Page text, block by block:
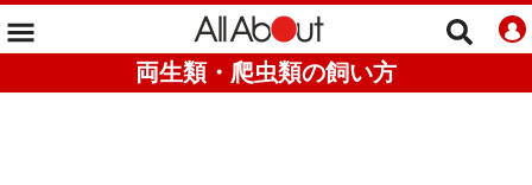
両生類・爬虫類の飼い方